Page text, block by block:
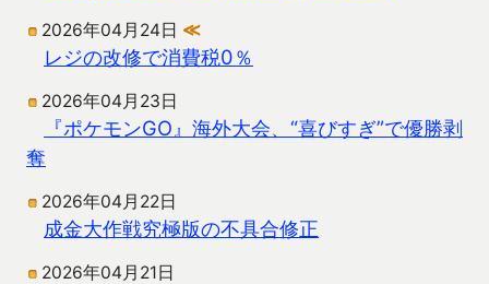
2026年04月24日 ≪
レジの改修で消費税0％
2026年04月23日
『ポケモンGO』海外大会、“喜びすぎ”で優勝剥
奪
2026年04月22日
成金大作戦究極版の不具合修正
2026年04月21日